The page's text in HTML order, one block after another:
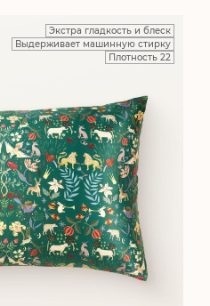
Экстра гладкость и блеск
Выдерживает машинную стирку
Плотность 22
скидку 5% на
доступ к нашим